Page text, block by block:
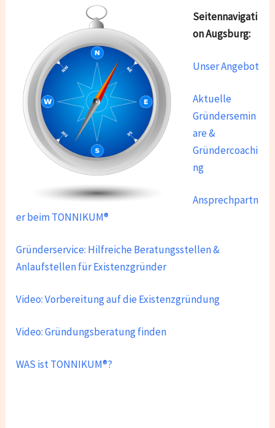
Seitennavigati
on Augsburg:
Unser Angebot
Aktuelle
Gründersemin
are &
Gründercoachi
ng
Ansprechpartn
er beim TONNIKUM®
Gründerservice: Hilfreiche Beratungsstellen &
Anlaufstellen für Existenzgründer
Video: Vorbereitung auf die Existenzgründung
Video: Gründungsberatung finden
WAS ist TONNIKUM®?